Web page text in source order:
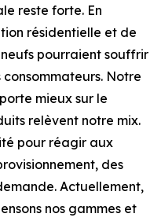
reste forte. En
résidentielle et de
pourraient souffrir
Notre
mieux sur le
relèvent notre mix.
pour réagir aux
des
Actuellement,
nos gammes et